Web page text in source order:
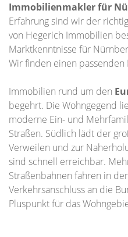
Immobilienmakler für
Erfahrung sind wir der
von Hegerich Immobilien
Marktkenntnisse für
Wir finden einen
Immobilien rund um den
begehrt. Die Wohngegend
moderne Ein- und
Straßen. Südlich lädt der
Verweilen und zur
sind schnell erreichbar.
Straßenbahnen fahren in
Verkehrsanschluss an die
Pluspunkt für das